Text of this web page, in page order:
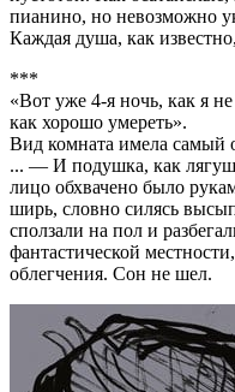
пианино, но невозможно
Каждая душа, как
***
«Вот уже 4-я ночь, как я
как хорошо умереть».
Вид комната имела самый
... — И подушка, как
лицо обхвачено было
ширь, словно силясь
сползали на пол и
фантастической
облегчения. Сон не шел.